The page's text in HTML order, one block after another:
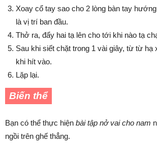
Xoay cổ tay sao cho 2 lòng bàn tay
là vị trí ban đầu.
Thở ra, đẩy hai tạ lên cho tới khi nào tạ
Sau khi siết chặt trong 1 vài giây, từ từ hạ
khi hít vào.
Lặp lại.
Biến thể
Bạn có thể thực hiện bài tập nở vai cho nam
ngồi trên ghế thẳng.